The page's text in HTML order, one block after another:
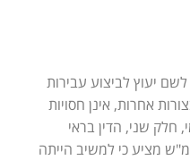
יעוץ לביצוע עבירות
אחרות, אינן חסויות
חלק שני, הדין בראי
2003). אין ביהמ"ש מציע כי למשיב הייתה